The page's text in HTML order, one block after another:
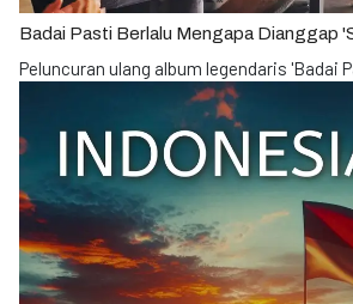
Badai Pasti Berlalu Mengapa Dianggap
Peluncuran ulang album legendaris 'Badai